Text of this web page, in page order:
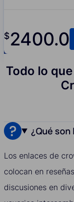
$2400.0
Todo lo
¿Qué
Los enlaces de
colocan en
discusiones en